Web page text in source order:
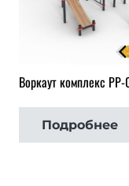
Воркаут комплекс РР-
Подробнее